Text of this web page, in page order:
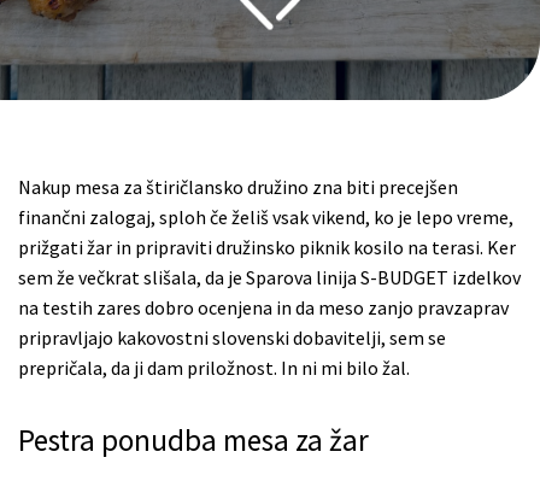
Nakup mesa za štiričlansko družino zna biti precejšen
finančni zalogaj, sploh če želiš vsak vikend, ko je lepo vreme,
prižgati žar in pripraviti družinsko piknik kosilo na terasi. Ker
sem že večkrat slišala, da je Sparova linija S-BUDGET izdelkov
na testih zares dobro ocenjena in da meso zanjo pravzaprav
pripravljajo kakovostni slovenski dobavitelji, sem se
prepričala, da ji dam priložnost. In ni mi bilo žal.
Pestra ponudba mesa za žar